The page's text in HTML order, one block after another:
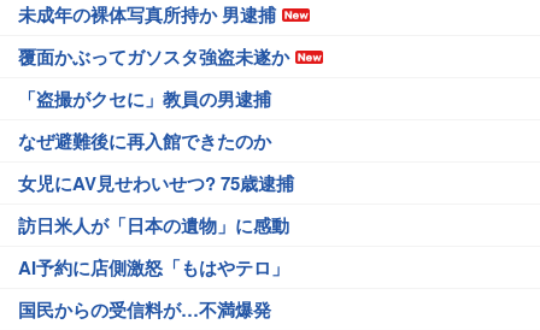
未成年の裸体写真所持か 男逮捕
覆面かぶってガソスタ強盗未遂か
「盗撮がクセに」教員の男逮捕
なぜ避難後に再入館できたのか
女児にAV見せわいせつ? 75歳逮捕
訪日米人が「日本の遺物」に感動
AI予約に店側激怒「もはやテロ」
国民からの受信料が…不満爆発